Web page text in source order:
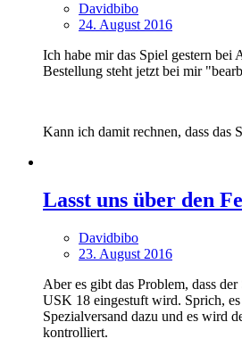
Davidbibo
24. August 2016
Ich habe mir das Spiel gestern bei
Bestellung steht jetzt bei mir
Kann ich damit rechnen, dass das
Lasst uns über den
Davidbibo
23. August 2016
Aber es gibt das Problem, dass
USK 18 eingestuft wird. Sprich,
Spezialversand dazu und es wird
kontrolliert.